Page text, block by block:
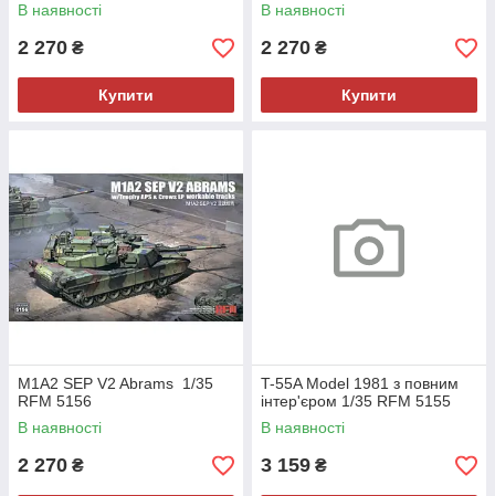
В наявності
2 270 ₴
Купити
В наявності
2 270 ₴
Купити
M1A2 SEP V2 Abrams 1/35
RFM 5156
В наявності
2 270 ₴
T-55A Model 1981 з повним
інтер'єром 1/35 RFM 5155
В наявності
3 159 ₴